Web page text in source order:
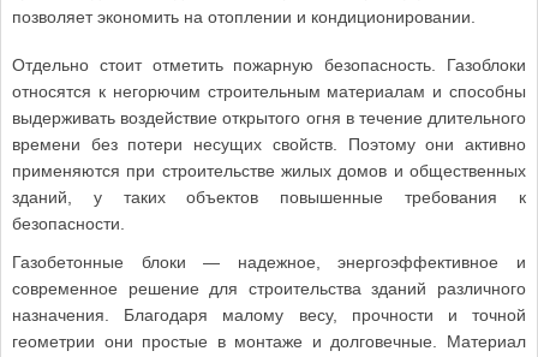
позволяет экономить на отоплении и кондиционировании.
Отдельно стоит отметить пожарную безопасность. Газоблоки
относятся к негорючим строительным материалам и способны
выдерживать воздействие открытого огня в течение длительного
времени без потери несущих свойств. Поэтому они активно
применяются при строительстве жилых домов и общественных
зданий, у таких объектов повышенные требования к
безопасности.
Газобетонные блоки — надежное, энергоэффективное и
современное решение для строительства зданий различного
назначения. Благодаря малому весу, прочности и точной
геометрии они простые в монтаже и долговечные. Материал